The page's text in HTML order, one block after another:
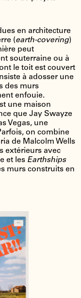
en architecture
(earth-covering)
peut
souterraine ou à
le toit est couvert
à adosser une
des murs
enfouie.
une maison
que Jay Swayze
Vegas, une
on combine
de Malcolm Wells
extérieurs avec
et les Earthships
murs construits en